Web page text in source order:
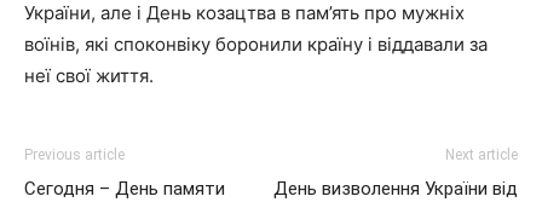
України, але і День козацтва в пам’ять про мужніх
воїнів, які споконвіку боронили країну і віддавали за
неї свої життя.
Previous article
Сегодня – День памяти
Next article
День визволення України від